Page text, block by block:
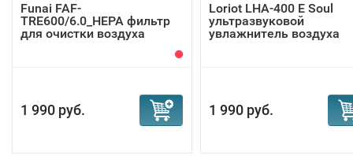
Funai FAF-
TRE600/6.0_HEPA фильтр
для очистки воздуха
1 990 руб.
Loriot LHA-400 E Soul
ультразвуковой
увлажнитель воздуха
1 990 руб.